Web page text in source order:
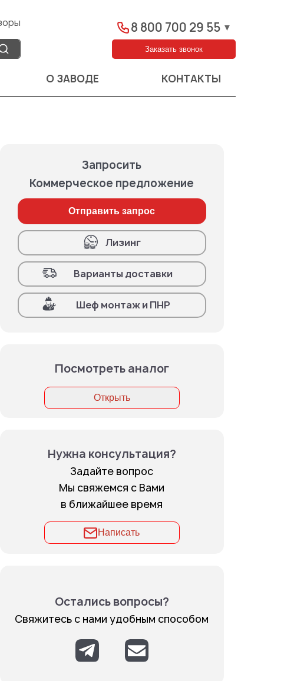
8 800 700 29 55 ▼
Заказать звонок
О ЗАВОДЕ КОНТАКТЫ
Запросить
Коммерческое предложение
Отправить запрос
Лизинг
Варианты доставки
Шеф монтаж и ПНР
Посмотреть аналог
Открыть
Нужна консультация?
Задайте вопрос
Мы свяжемся с Вами
в ближайшее время
Написать
Остались вопросы?
Свяжитесь с нами удобным способом